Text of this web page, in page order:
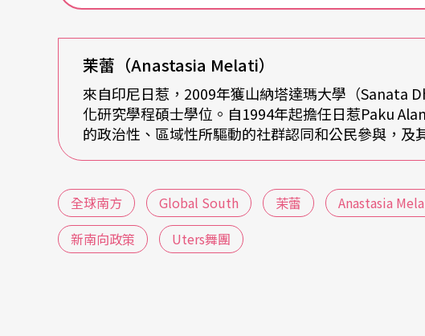
雖然被問到是否曾經參與「全球南方」的展演時，茉蕾
向政策」，她也許不會來台攻讀舞蹈博士學位，更不會
請她在印尼節慶活動上演出，例如國立臺灣博物館舉辦
樂學研究所王櫻芬教授推動的「永恆之歌」甘美朗樂舞
她而言，這個角色的難處正在於，要如何讓台灣學生或
外在的動作或姿態，更追求內在的精神性？
上學期茉蕾也在臺北藝術大學戲劇系開始任教，每週3小
得以在不出國的情況下認識其他民族的表演藝術。然而，
其量只是模仿她的動作，遑論理解動作背後的意義或辨
茉蕾（Anastasia Melati）
來自印尼日惹，2009年獲山納塔達瑪大學（Sanata
化研究學程碩士學位。自1994年起擔任日惹Paku
的政治性、區域性所驅動的社群認同和公民參與，及
全球南方 Global South 茉蕾 Anastasia
新南向政策
Uters舞團